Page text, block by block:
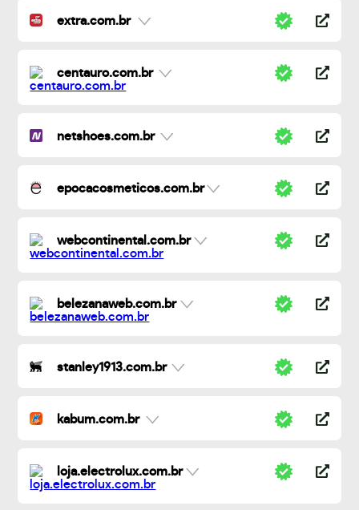
extra.com.br
centauro.com.br
netshoes.com.br
epocacosmeticos.com.br
webcontinental.com.br
belezanaweb.com.br
stanley1913.com.br
kabum.com.br
loja.electrolux.com.br